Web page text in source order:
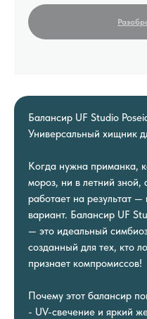
Балансир UF Studio
Универсальный хищник
Когда нужна приманка,
мороз, ни в летний
работает на результат
вариант. Балансир UF
— это идеальный
созданный для тех, кто
признает компромиссов!
Почему этот балансир
- UV-свечение и яркий